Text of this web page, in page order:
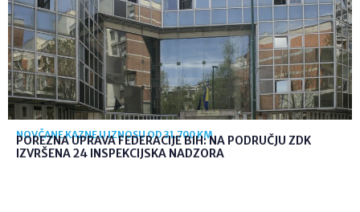
NOVČANE KAZNE U IZNOSU OD 31.700 KM
POREZNA UPRAVA FEDERACIJE BIH: NA PODRUČJU ZDK
IZVRŠENA 24 INSPEKCIJSKA NADZORA